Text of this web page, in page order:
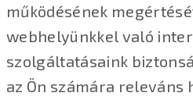
működésének
webhelyünkkel való
szolgáltatásaink
az Ön számára releváns